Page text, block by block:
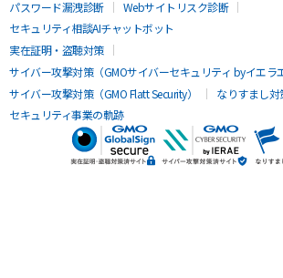
パスワード漏洩診断
Webサイトリスク診断
セキュリティ相談AIチャットボット
実在証明・盗聴対策
サイバー攻撃対策（GMOサイバーセキュリティ byイエラ
サイバー攻撃対策（GMO Flatt Security）
なりすまし対
セキュリティ事業の軌跡